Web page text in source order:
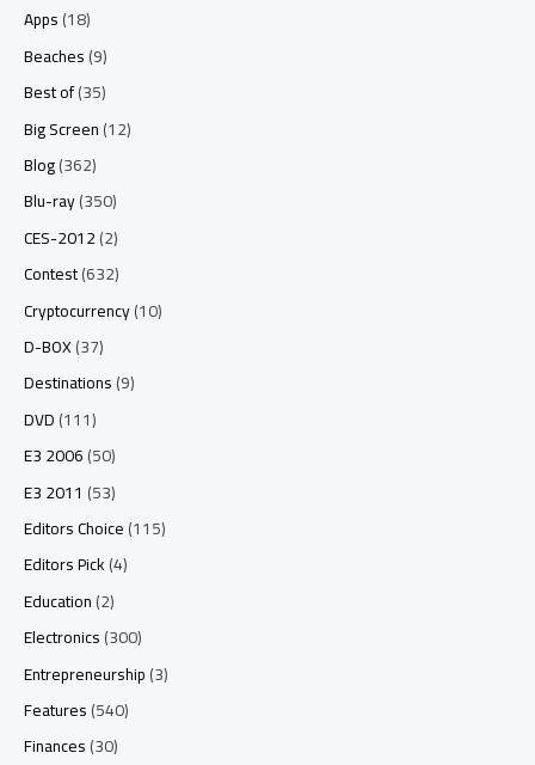
Apps(18)
Beaches(9)
Best of(35)
Big Screen(12)
Blog(362)
Blu-ray(350)
CES-2012(2)
Contest(632)
Cryptocurrency(10)
D-BOX(37)
Destinations(9)
DVD(111)
E3 2006(50)
E3 2011 (53)
Editors Choice(115)
Editors Pick(4)
Education(2)
Electronics(300)
Entrepreneurship(3)
Features(540)
Finances(30)